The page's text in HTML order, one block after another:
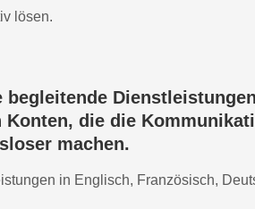
lösen.
begleitende
Konten, die die
machen.
in Englisch, Französisch,